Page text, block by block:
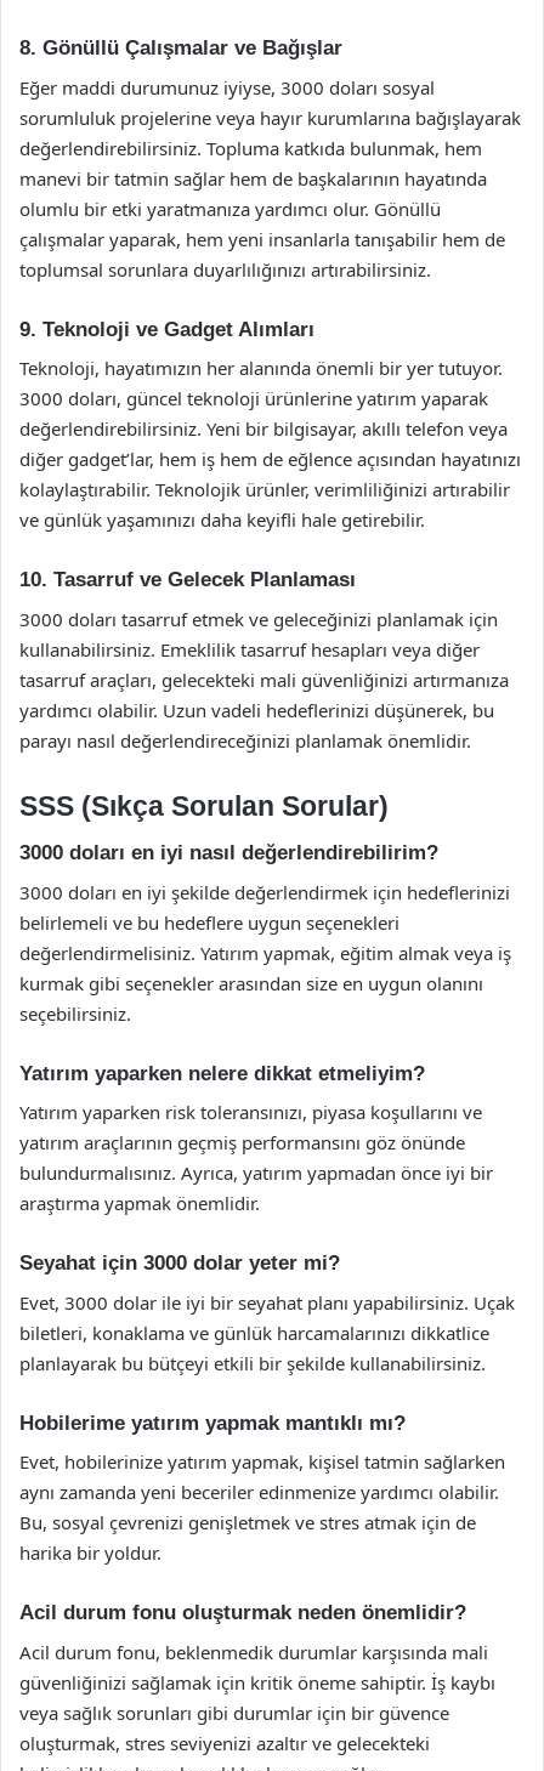
8. Gönüllü Çalışmalar ve Bağışlar
Eğer maddi durumunuz iyiyse, 3000 doları sosyal
sorumluluk projelerine veya hayır kurumlarına bağışlayarak
değerlendirebilirsiniz. Topluma katkıda bulunmak, hem
manevi bir tatmin sağlar hem de başkalarının hayatında
olumlu bir etki yaratmanıza yardımcı olur. Gönüllü
çalışmalar yaparak, hem yeni insanlarla tanışabilir hem de
toplumsal sorunlara duyarlılığınızı artırabilirsiniz.
9. Teknoloji ve Gadget Alımları
Teknoloji, hayatımızın her alanında önemli bir yer tutuyor.
3000 doları, güncel teknoloji ürünlerine yatırım yaparak
değerlendirebilirsiniz. Yeni bir bilgisayar, akıllı telefon veya
diğer gadget’lar, hem iş hem de eğlence açısından hayatınızı
kolaylaştırabilir. Teknolojik ürünler, verimliliğinizi artırabilir
ve günlük yaşamınızı daha keyifli hale getirebilir.
10. Tasarruf ve Gelecek Planlaması
3000 doları tasarruf etmek ve geleceğinizi planlamak için
kullanabilirsiniz. Emeklilik tasarruf hesapları veya diğer
tasarruf araçları, gelecekteki mali güvenliğinizi artırmanıza
yardımcı olabilir. Uzun vadeli hedeflerinizi düşünerek, bu
parayı nasıl değerlendireceğinizi planlamak önemlidir.
SSS (Sıkça Sorulan Sorular)
3000 doları en iyi nasıl değerlendirebilirim?
3000 doları en iyi şekilde değerlendirmek için hedeflerinizi
belirlemeli ve bu hedeflere uygun seçenekleri
değerlendirmelisiniz. Yatırım yapmak, eğitim almak veya iş
kurmak gibi seçenekler arasından size en uygun olanını
seçebilirsiniz.
Yatırım yaparken nelere dikkat etmeliyim?
Yatırım yaparken risk toleransınızı, piyasa koşullarını ve
yatırım araçlarının geçmiş performansını göz önünde
bulundurmalısınız. Ayrıca, yatırım yapmadan önce iyi bir
araştırma yapmak önemlidir.
Seyahat için 3000 dolar yeter mi?
Evet, 3000 dolar ile iyi bir seyahat planı yapabilirsiniz. Uçak
biletleri, konaklama ve günlük harcamalarınızı dikkatlice
planlayarak bu bütçeyi etkili bir şekilde kullanabilirsiniz.
Hobilerime yatırım yapmak mantıklı mı?
Evet, hobilerinize yatırım yapmak, kişisel tatmin sağlarken
aynı zamanda yeni beceriler edinmenize yardımcı olabilir.
Bu, sosyal çevrenizi genişletmek ve stres atmak için de
harika bir yoldur.
Acil durum fonu oluşturmak neden önemlidir?
Acil durum fonu, beklenmedik durumlar karşısında mali
güvenliğinizi sağlamak için kritik öneme sahiptir. İş kaybı
veya sağlık sorunları gibi durumlar için bir güvence
oluşturmak, stres seviyenizi azaltır ve gelecekteki